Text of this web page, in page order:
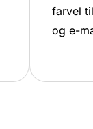
farvel
og e-